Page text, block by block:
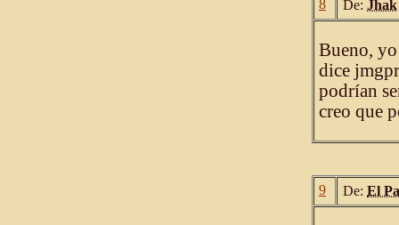
8 De: Jhak
Bueno,
dice
podrían
creo que
9 De: El